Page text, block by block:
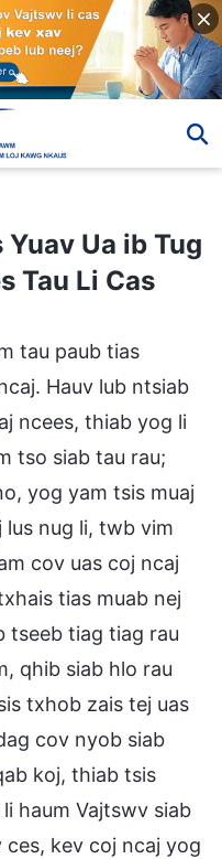
Yuav Ua ib Tug
Tau Li Cas
tau paub tias
Hauv lub ntsiab
ncees, thiab yog li
tso siab tau rau;
yog yam tsis muaj
nug li, twb vim
cov uas coj ncaj
tias muab nej
tseeb tiag tiag rau
qhib siab hlo rau
txhob zais tej uas
cov nyob siab
koj, thiab tsis
haum Vajtswv siab
kev coj ncaj yog